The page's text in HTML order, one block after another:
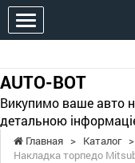
AUTO-BOT
Викупимо ваше авто
детальною
Главная > Каталог >
Накладка торпедо